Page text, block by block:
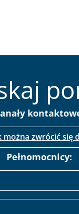
można zwrócić się
Pełnomocnicy: